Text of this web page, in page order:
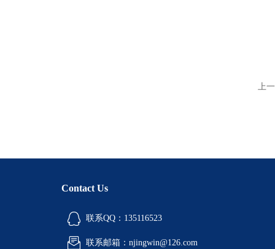
上
Contact Us
联系QQ：135116523
联系邮箱：njingwin@126.com